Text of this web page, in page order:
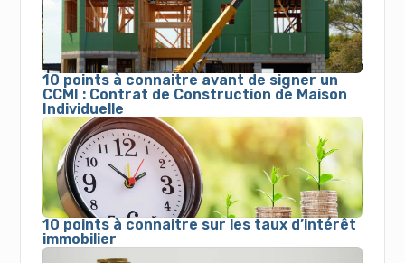
10 points à connaitre avant de signer un
CCMI : Contrat de Construction de Maison
Individuelle
10 points à connaitre sur les taux d’intérêt
immobilier